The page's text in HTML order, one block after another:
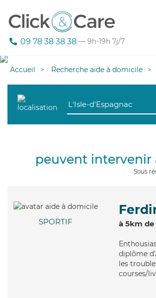
09 78 38 38 38 — 9h-19h 7j/7
Accueil Recherche aide à domicile
peuvent intervenir
Sous
SPORTIF à 5km de
diplôme
les
courses/